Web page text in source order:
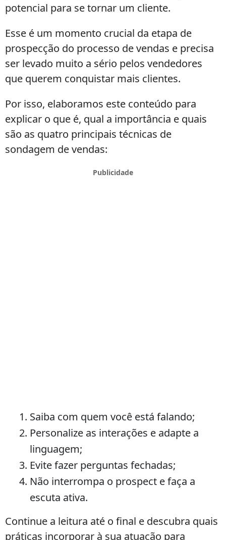
potencial para se tornar um cliente.
Esse é um momento crucial da etapa de
prospecção do processo de vendas e precisa
ser levado muito a sério pelos vendedores
que querem conquistar mais clientes.
Por isso, elaboramos este conteúdo para
explicar o que é, qual a importância e quais
são as quatro principais técnicas de
sondagem de vendas:
Saiba com quem você está falando;
Personalize as interações e adapte a
linguagem;
Evite fazer perguntas fechadas;
Não interrompa o prospect e faça a
escuta ativa.
Continue a leitura até o final e descubra quais
práticas incorporar à sua atuação para